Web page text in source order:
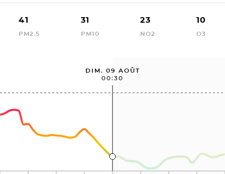
41
PM2.5
31
PM10
23
NO2
10
O3
DIM. 09 AOÛT
00:30